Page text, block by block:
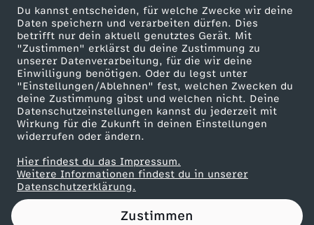
Du kannst entscheiden, für welche Zwecke wir deine
Daten speichern und verarbeiten dürfen. Dies
betrifft nur dein aktuell genutztes Gerät. Mit
"Zustimmen" erklärst du deine Zustimmung zu
unserer Datenverarbeitung, für die wir deine
Einwilligung benötigen. Oder du legst unter
"Einstellungen/Ablehnen" fest, welchen Zwecken du
deine Zustimmung gibst und welchen nicht. Deine
Datenschutzeinstellungen kannst du jederzeit mit
Wirkung für die Zukunft in deinen Einstellungen
widerrufen oder ändern.
Hier findest du das Impressum.
Weitere Informationen findest du in unserer
Datenschutzerklärung.
Zustimmen
e
h
e
n
-
H
ZDF goes Schule
Werbefernsehen
Mainzelmännchen
Partner